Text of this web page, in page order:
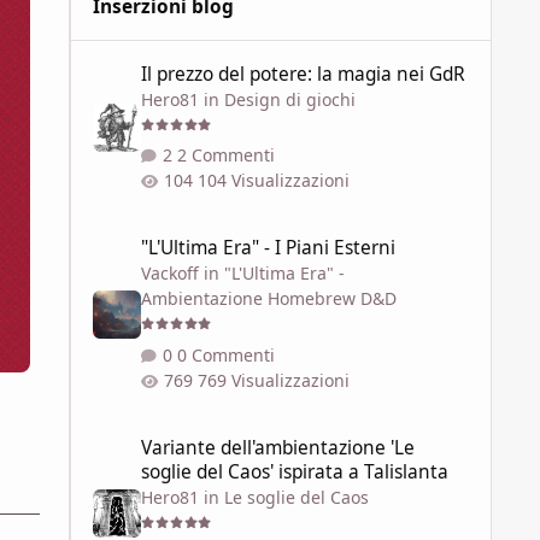
Inserzioni blog
Il prezzo del potere: la magia nei GdR
Hero81 in Design di giochi
2 Commenti
104 Visualizzazioni
"L'Ultima Era" - I Piani Esterni
Vackoffin "L'Ultima Era" -
Ambientazione Homebrew D&D
0 Commenti
769 Visualizzazioni
Variante dell'ambientazione 'Le
soglie del Caos' ispirata a Talislanta
Hero81 in Le soglie del Caos